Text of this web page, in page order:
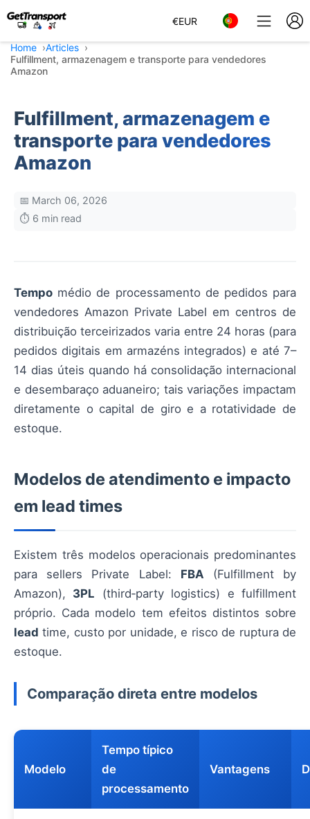
€EUR
Home
Articles
Fulfillment, armazenagem e transporte para vendedores
Amazon
Fulfillment, armazenagem e
transporte para vendedores
Amazon
📅 March 06, 2026
⏱️ 6 min read
Tempo médio de processamento de pedidos para
vendedores Amazon Private Label em centros de
distribuição terceirizados varia entre 24 horas (para
pedidos digitais em armazéns integrados) e até 7–
14 dias úteis quando há consolidação internacional
e desembaraço aduaneiro; tais variações impactam
diretamente o capital de giro e a rotatividade de
estoque.
Modelos de atendimento e impacto
em lead times
Existem três modelos operacionais predominantes
para sellers Private Label: FBA (Fulfillment by
Amazon), 3PL (third‑party logistics) e fulfillment
próprio. Cada modelo tem efeitos distintos sobre
lead time, custo por unidade, e risco de ruptura de
estoque.
Comparação direta entre modelos
Modelo
Tempo típico
de
processamento
Vantagens